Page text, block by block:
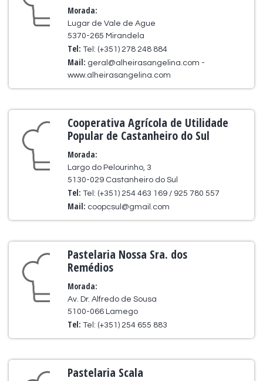
Morada:
Lugar de Vale de Ague
5370-265 Mirandela
Tel:Tel: (+351) 278 248 884
Mail: geral@alheirasangelina.com -
www.alheirasangelina.com
Cooperativa Agrícola de Utilidade
Popular de Castanheiro do Sul
Morada:
Largo do Pelourinho, 3
5130-029 Castanheiro do Sul
Tel:Tel: (+351) 254 463 169 / 925 780 557
Mail: coopcsul@gmail.com
Pastelaria Nossa Sra. dos
Remédios
Morada:
Av. Dr. Alfredo de Sousa
5100-066 Lamego
Tel:Tel: (+351) 254 655 883
Pastelaria Scala